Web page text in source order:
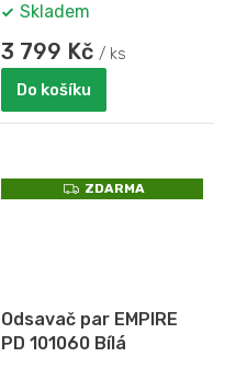
Skladem
3 799 Kč / ks
Do košíku
Z
D
ZDARMA
Odsavač par EMPIRE
PD 101060 Bílá